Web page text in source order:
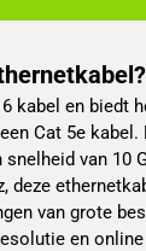
kabel en biedt
Cat 5e kabel.
van 10
deze
van grote
en